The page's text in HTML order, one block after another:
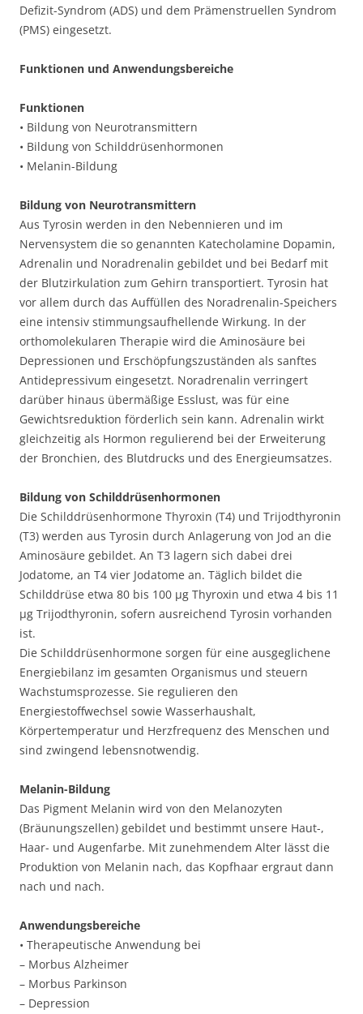
Defizit-Syndrom (ADS) und dem Prämenstruellen Syndrom
(PMS) eingesetzt.
Funktionen und Anwendungsbereiche
Funktionen
• Bildung von Neurotransmittern
• Bildung von Schilddrüsenhormonen
• Melanin-Bildung
Bildung von Neurotransmittern
Aus Tyrosin werden in den Nebennieren und im
Nervensystem die so genannten Katecholamine Dopamin,
Adrenalin und Noradrenalin gebildet und bei Bedarf mit
der Blutzirkulation zum Gehirn transportiert. Tyrosin hat
vor allem durch das Auffüllen des Noradrenalin-Speichers
eine intensiv stimmungsaufhellende Wirkung. In der
orthomolekularen Therapie wird die Aminosäure bei
Depressionen und Erschöpfungszuständen als sanftes
Antidepressivum eingesetzt. Noradrenalin verringert
darüber hinaus übermäßige Esslust, was für eine
Gewichtsreduktion förderlich sein kann. Adrenalin wirkt
gleichzeitig als Hormon regulierend bei der Erweiterung
der Bronchien, des Blutdrucks und des Energieumsatzes.
Bildung von Schilddrüsenhormonen
Die Schilddrüsenhormone Thyroxin (T4) und Trijodthyronin
(T3) werden aus Tyrosin durch Anlagerung von Jod an die
Aminosäure gebildet. An T3 lagern sich dabei drei
Jodatome, an T4 vier Jodatome an. Täglich bildet die
Schilddrüse etwa 80 bis 100 µg Thyroxin und etwa 4 bis 11
µg Trijodthyronin, sofern ausreichend Tyrosin vorhanden
ist.
Die Schilddrüsenhormone sorgen für eine ausgeglichene
Energiebilanz im gesamten Organismus und steuern
Wachstumsprozesse. Sie regulieren den
Energiestoffwechsel sowie Wasserhaushalt,
Körpertemperatur und Herzfrequenz des Menschen und
sind zwingend lebensnotwendig.
Melanin-Bildung
Das Pigment Melanin wird von den Melanozyten
(Bräunungszellen) gebildet und bestimmt unsere Haut-,
Haar- und Augenfarbe. Mit zunehmendem Alter lässt die
Produktion von Melanin nach, das Kopfhaar ergraut dann
nach und nach.
Anwendungsbereiche
• Therapeutische Anwendung bei
– Morbus Alzheimer
– Morbus Parkinson
– Depression